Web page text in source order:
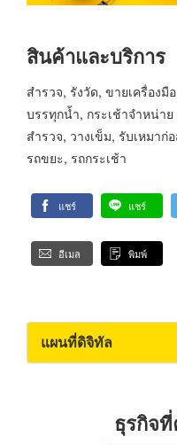
สินค้าและบริการ
สำรวจ, รังวัด, ขายเครื่อง
บรรทุกน้ำ, กระเช้าจำหน่า
สำรวจ, วางเข็ม, รับเหมา
รถขยะ, รถกระเช้า
แชร์ แชร์
อีเมล พิมพ์
แผนที่ดิจิทัล
ธุรกิจ